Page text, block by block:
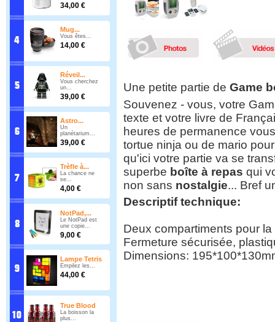
34,00 €
Mug...
Vous êtes...
14,00 €
Réveil...
Vous cherchez
un...
39,00 €
Astro...
Un
planétarium...
39,00 €
Trèfle à...
La chance ne
se...
4,00 €
NotPad,...
Le NotPad est
une copie...
9,00 €
Lampe Tetris
Empilez les...
44,00 €
True Blood
La boisson la
plus...
Une petite partie de Game
Souvenez - vous, votre
texte et votre livre de
heures de permanence
tortue ninja ou de mario
qu'ici votre partie va se
superbe boîte à repas qui
non sans nostalgie... Bref
Descriptif technique:
Deux compartiments pour la
Fermeture sécurisée,
Dimensions: